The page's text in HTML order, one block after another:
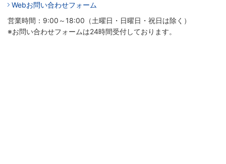
Webお問い合わせフォーム
営業時間：9:00～18:00（土曜日・日曜日・祝日は除く）
※お問い合わせフォームは24時間受付しております。